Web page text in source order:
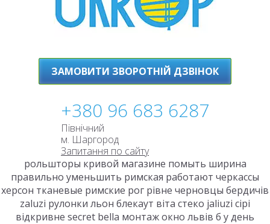
ЗАМОВИТИ ЗВОРОТНІЙ ДЗВІНОК
+380 96 683 6287
Північний
м. Шаргород
Запитання по сайту
рольшторы кривой магазине помыть ширина
правильно уменьшить римская работают черкассы
херсон тканевые римские рог рівне черновцы бердичів
zaluzi рулонки льон блекаут віта стеко jaliuzi сірі
відкривне secret bella монтаж окно львів б у день